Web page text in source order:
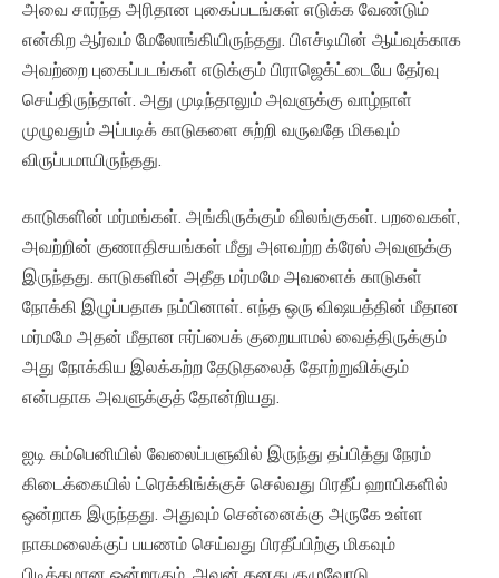
அவை சார்ந்த அரிதான புகைப்படங்கள் எடுக்க வேண்டும்
என்கிற ஆர்வம் மேலோங்கியிருந்தது. பிஎச்டியின் ஆய்வுக்காக
அவற்றை புகைப்படங்கள் எடுக்கும் பிராஜெக்ட்டையே தேர்வு
செய்திருந்தாள். அது முடிந்தாலும் அவளுக்கு வாழ்நாள்
முழுவதும் அப்படிக் காடுகளை சுற்றி வருவதே மிகவும்
விருப்பமாயிருந்தது.
காடுகளின் மர்மங்கள். அங்கிருக்கும் விலங்குகள். பறவைகள்,
அவற்றின் குணாதிசயங்கள் மீது அளவற்ற க்ரேஸ் அவளுக்கு
இருந்தது. காடுகளின் அதீத மர்மமே அவளைக் காடுகள்
நோக்கி இழுப்பதாக நம்பினாள். எந்த ஒரு விஷயத்தின் மீதான
மர்மமே அதன் மீதான ஈர்ப்பைக் குறையாமல் வைத்திருக்கும்
அது நோக்கிய இலக்கற்ற தேடுதலைத் தோற்றுவிக்கும்
என்பதாக அவளுக்குத் தோன்றியது.
ஐடி கம்பெனியில் வேலைப்பளுவில் இருந்து தப்பித்து நேரம்
கிடைக்கையில் ட்ரெக்கிங்க்குச் செல்வது பிரதீப் ஹாபிகளில்
ஒன்றாக இருந்தது. அதுவும் சென்னைக்கு அருகே உள்ள
நாகமலைக்குப் பயணம் செய்வது பிரதீப்பிற்கு மிகவும்